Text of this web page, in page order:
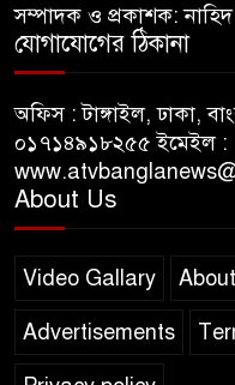
সম্পাদক ও প্রকাশক: নাহিদ
যোগাযোগের ঠিকানা
অফিস : টাঙ্গাইল, ঢাকা,
০১৭১৪৯১৮২৫৫ ইমেইল :
About Us
Video Gallary
Advertisements